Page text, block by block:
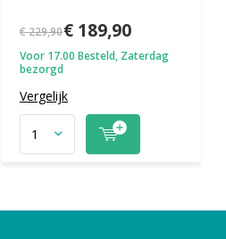
€ 229,90€ 189,90
Voor 17.00 Besteld, Zaterdag
bezorgd
Vergelijk